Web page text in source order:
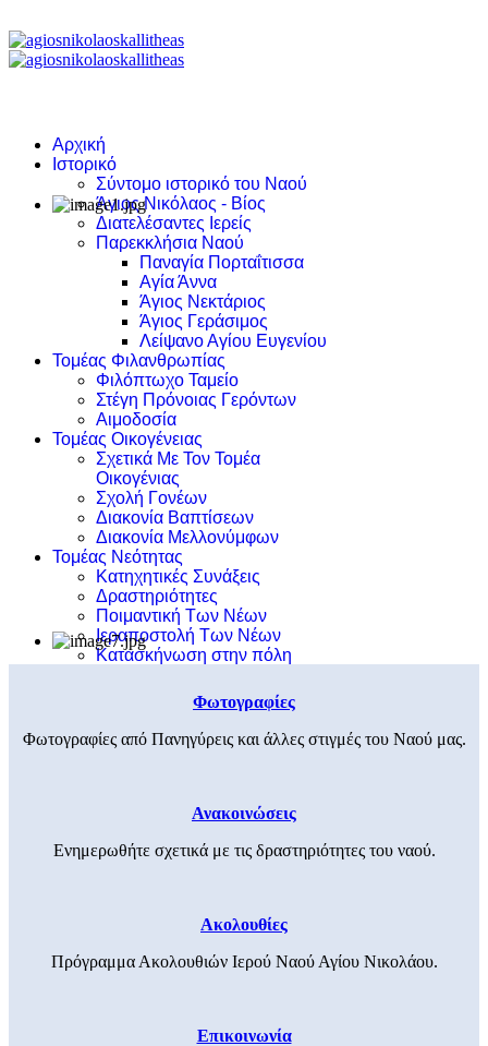
Αρχική
Ιστορικό
Σύντομο ιστορικό του Ναού
Άγιος Νικόλαος - Βίος
Διατελέσαντες Ιερείς
Παρεκκλήσια Ναού
Παναγία Πορταΐτισσα
Αγία Άννα
Άγιος Νεκτάριος
Άγιος Γεράσιμος
Λείψανο Αγίου Ευγενίου
Τομέας Φιλανθρωπίας
Φιλόπτωχο Ταμείο
Στέγη Πρόνοιας Γερόντων
Αιμοδοσία
Τομέας Οικογένειας
Σχετικά Με Τον Τομέα
Οικογένιας
Σχολή Γονέων
Διακονία Βαπτίσεων
Διακονία Μελλονύμφων
Τομέας Νεότητας
Κατηχητικές Συνάξεις
Δραστηριότητες
Ποιμαντική Των Νέων
Ιεραποστολή Των Νέων
Κατασκήνωση στην πόλη
Φωτογραφίες
Φωτογραφίες από Πανηγύρεις και άλλες στιγμές του Ναού μας.
Ανακοινώσεις
Ενημερωθήτε σχετικά με τις δραστηριότητες του ναού.
Ακολουθίες
Πρόγραμμα Ακολουθιών Ιερού Ναού Αγίου Νικολάου.
Επικοινωνία